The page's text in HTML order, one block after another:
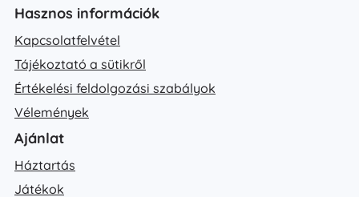
Hasznos információk
Kapcsolatfelvétel
Tájékoztató a sütikről
Értékelési feldolgozási szabályok
Vélemények
Ajánlat
Háztartás
Játékok